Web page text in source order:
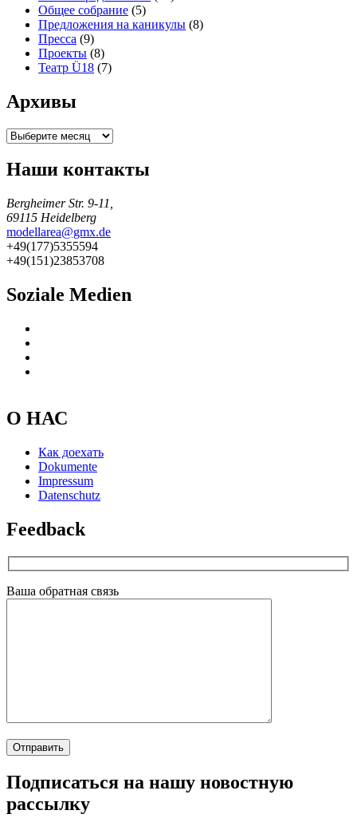
Общее собрание (5)
Предложения на каникулы (8)
Пресса (9)
Проекты (8)
Театр Ü18 (7)
Архивы
Архивы
Наши контакты
Bergheimer Str. 9-11,
69115 Heidelberg
modellarea@gmx.de
+49(177)5355594
+49(151)23853708
Soziale Medien
О НАС
Как доехать
Dokumente
Impressum
Datenschutz
Feedback
Ваша обратная связь
Подписаться на нашу новостную
рассылку